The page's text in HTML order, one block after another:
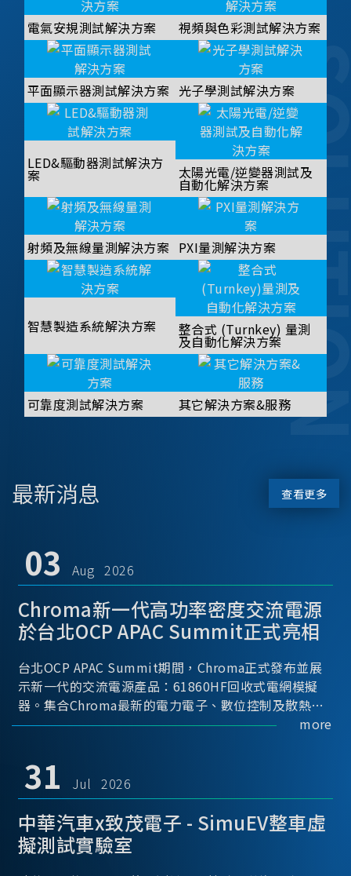
電氣安規測試解決方案 視頻與色彩測試解決方案
平面顯示器測試解決方案 光子學測試解決方案
LED&驅動器測試解決方
案 太陽光電/逆變器測試及
自動化解決方案
射頻及無線量測解決方案 PXI量測解決方案
智慧製造系統解決方案 整合式 (Turnkey) 量測
及自動化解決方案
可靠度測試解決方案 其它解決方案&服務
最新消息 查看更多
03 Aug 2026
Chroma新一代高功率密度交流電源
於台北OCP APAC Summit正式亮相
台北OCP APAC Summit期間，Chroma正式發布並展
示新一代的交流電源產品：61860HF回收式電網模擬
器。集合Chroma最新的電力電子、數位控制及散熱技
術，實現5U高度具備最大60kVA功率輸出能力，為業界
more
31 Jul 2026
中華汽車x致茂電子 - SimuEV整車虛
擬測試實驗室